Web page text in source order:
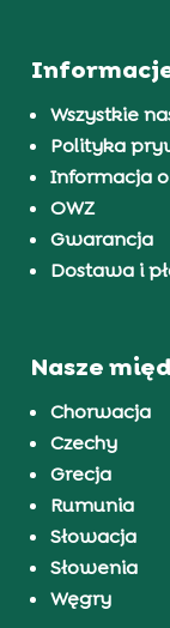
Wszystkie
Polityka
Informacja
OWZ
Gwarancja
Dostawa i
Nasze
Chorwacja
Czechy
Grecja
Rumunia
Słowacja
Słowenia
Węgry